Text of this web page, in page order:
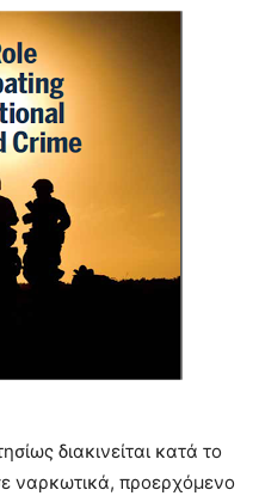
διακινείται κατά το
ναρκωτικά, προερχόμενο